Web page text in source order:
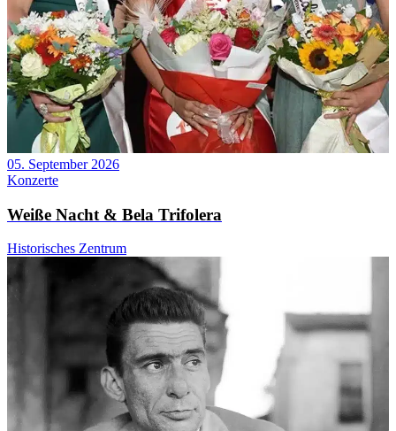
05. September 2026
Konzerte
Weiße Nacht & Bela Trifolera
Historisches Zentrum